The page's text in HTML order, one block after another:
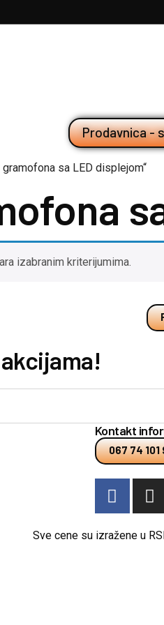
Prodavnica -
sa LED displejom“
izabranim kriterijumima.
Kontakt
067 74 101
Sve cene su izražene u